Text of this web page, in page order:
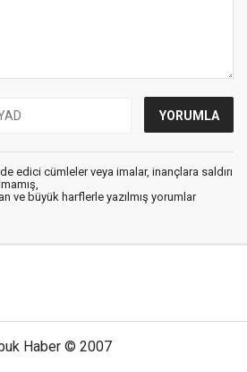
edici cümleler veya imalar, inançlara saldırı
ve büyük harflerle yazılmış yorumlar
Haber © 2007